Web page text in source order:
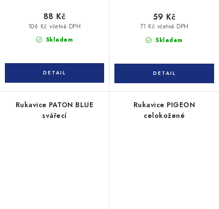
Skladem
106 Kč včetně DPH
88 Kč
Skladem
71 Kč včetně DPH
59 Kč
Rukavice PATON BLUE
svářecí
Rukavice PIGEON
celokožené